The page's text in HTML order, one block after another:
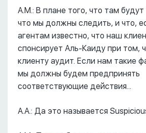
А.М.: В плане того, что там
что мы должны следить, и что,
агентам известно, что наш
спонсирует Аль-Каиду при том,
клиенту аудит. Если нам такие
мы должны будем предпринять
соответствующие действия...
А.А.: Да это называется